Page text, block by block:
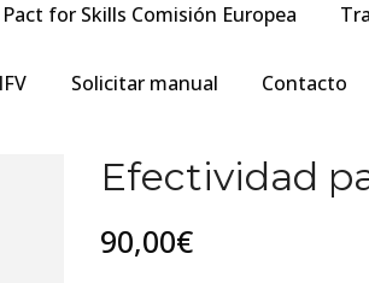
Pact for Skills Comisión Europea
Solicitar manual Contacto
Efectividad
90,00€